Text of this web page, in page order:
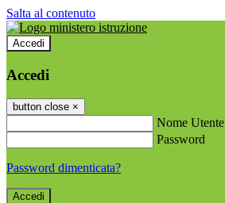
Salta al contenuto
Accedi
Accedi
button close ×
Nome Utente
Password
Password dimenticata?